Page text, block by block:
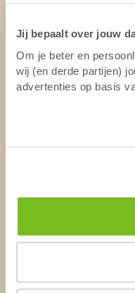
Jij bepaalt over jouw
Om je beter en
wij (en derde partijen)
advertenties op basis